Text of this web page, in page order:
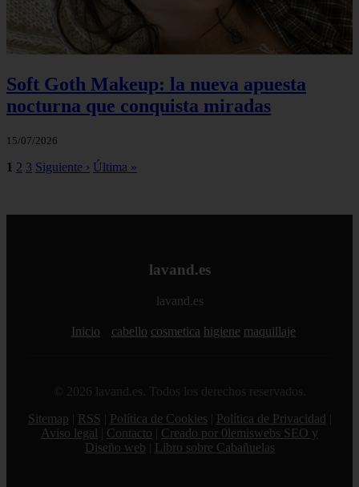
Soft Goth Makeup: la nueva apuesta
nocturna que conquista miradas
15/07/2026
1 2 3 Siguiente › Última »
lavand.es
lavand.es
Inicio cabello cosmetica higiene maquillaje
© 2026 lavand.es. Todos los derechos reservados.
Sitemap
RSS Política de Cookies Política de Privacidad
Aviso legal
Contacto
Creado por 0lemiswebs SEO y
Diseño web
Libro sobre Cabañuelas